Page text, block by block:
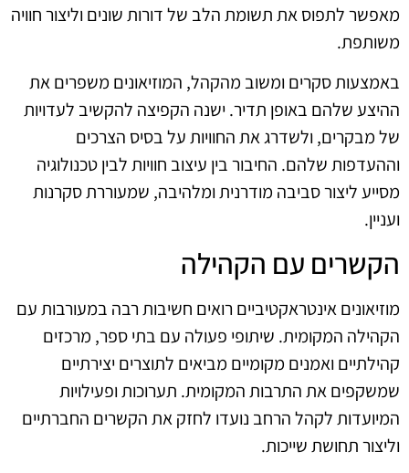
מאפשר לתפוס את תשומת הלב של דורות שונים וליצור חוויה
משותפת.
באמצעות סקרים ומשוב מהקהל, המוזיאונים משפרים את
ההיצע שלהם באופן תדיר. ישנה הקפיצה להקשיב לעדויות
של מבקרים, ולשדרג את החוויות על בסיס הצרכים
וההעדפות שלהם. החיבור בין עיצוב חוויות לבין טכנולוגיה
מסייע ליצור סביבה מודרנית ומלהיבה, שמעוררת סקרנות
ועניין.
הקשרים עם הקהילה
מוזיאונים אינטראקטיביים רואים חשיבות רבה במעורבות עם
הקהילה המקומית. שיתופי פעולה עם בתי ספר, מרכזים
קהילתיים ואמנים מקומיים מביאים לתוצרים יצירתיים
שמשקפים את התרבות המקומית. תערוכות ופעילויות
המיועדות לקהל הרחב נועדו לחזק את הקשרים החברתיים
וליצור תחושת שייכות.